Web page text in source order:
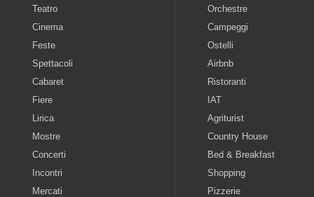
Teatro
Cinema
Feste
Spettacoli
Cabaret
Fiere
Lirica
Mostre
Concerti
Incontri
Mercati
Orchestre
Campeggi
Ostelli
Airbnb
Ristoranti
IAT
Agriturist
Country House
Bed & Breakfast
Shopping
Pizzerie